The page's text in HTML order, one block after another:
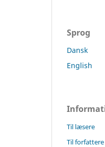
Sprog
Dansk
English
Til læsere
Til forfattere